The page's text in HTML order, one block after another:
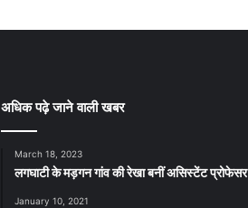
अधिक पढ़े जाने वाली खबर
March 18, 2023
लगघाटी के मड़गन गांव की रेखा बनीं असिस्टेंट प्रोफेसर
January 10, 2021